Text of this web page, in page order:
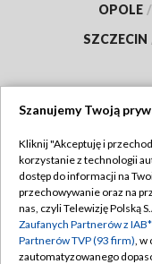
OPOLE /
SZCZECIN
Abonament TVP
Emisja w TVP
Centrum informacji
Szanujemy Twoją
Kliknij "Akceptuję i
korzystanie z technologii
dostęp do informacji na
przechowywanie oraz na
nas, czyli Telewizję Polską
Zaufanych Partnerów z
Partnerów TVP (93 firm), w
zautomatyzowanego